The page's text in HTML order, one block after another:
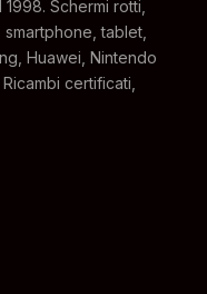
Schermi rotti,
tablet,
Huawei, Nintendo
certificati,